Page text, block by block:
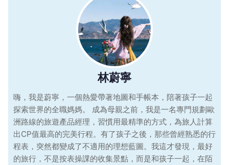
林蔚寧
嗨，我是蔚寧，一個熱愛帶著地圖和手帳本，陪著孩子一起
探索世界的全職媽媽。 成為母親之前，我是一名專門規劃歐
洲路線的旅遊產品經理，習慣用最精準的方式，為旅人計算
出CP值最高的完美行程。有了孩子之後，那些曾經熟悉的行
程表，突然都變成了不適用的理想藍圖。我這才發現，最好
的旅行，不是按表操課的收集景點，而是和孩子一起，在陌